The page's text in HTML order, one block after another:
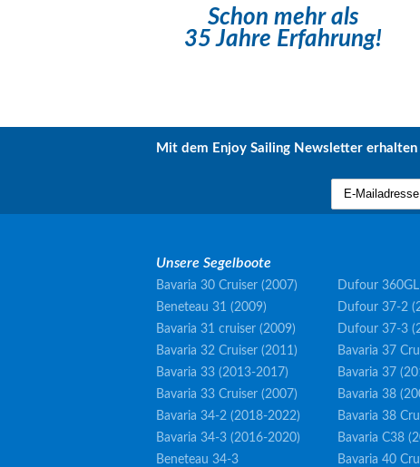
Schon mehr als
35 Jahre Erfahrung!
Mit dem Enjoy Sailing Newsletter
Unsere Segelboote
Bavaria 30 Cruiser (2007)
Beneteau 31 (2009)
Bavaria 31 cruiser (2009)
Bavaria 32 Cruiser (2011)
Bavaria 33 (2013-2017)
Bavaria 33 Cruiser (2007)
Bavaria 34-2 (2018-2022)
Bavaria 34-3 (2016-2020)
Beneteau 34-3
Dufour
Dufour 37-2
Dufour 37-3
Bavaria 37
Bavaria 37
Bavaria 38
Bavaria 38
Bavaria C38
Bavaria 40